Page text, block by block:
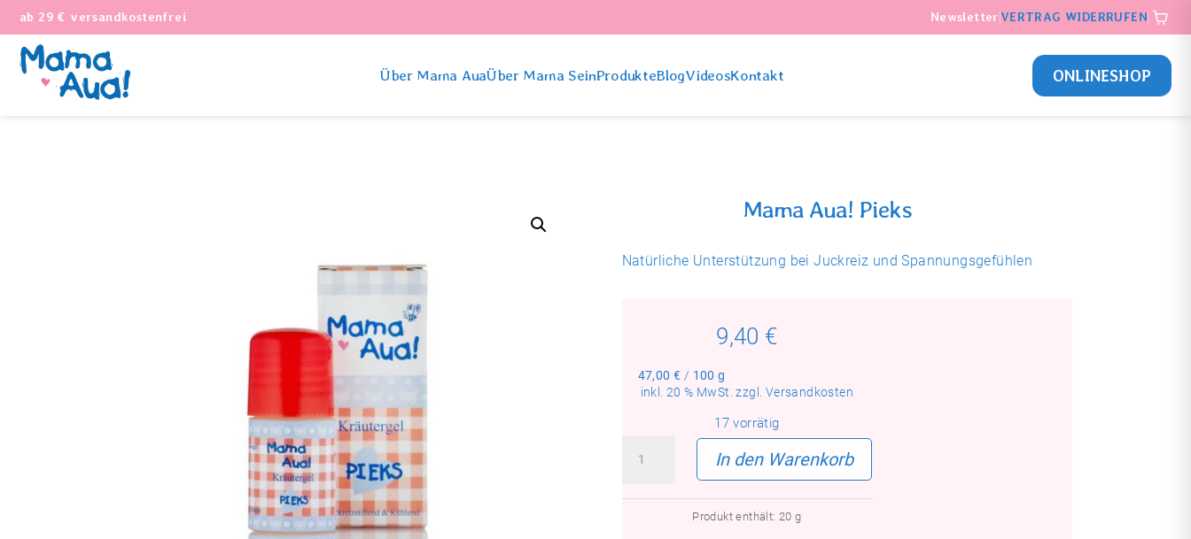
ab 29 € versandkostenfrei Newsletter VERTRAG WIDERRUFEN
Über Mama AuaÜber Mama SeinProdukteBlogVideosKontakt ONLINESHOP
Mama Aua! Pieks
Natürliche Unterstützung bei Juck­reiz und Spannungs­gefühlen
9,40 €
47,00 € / 100 g
inkl. 20 % MwSt. zzgl. Versandkosten
17 vorrätig
In den Warenkorb
Produkt enthält: 20g